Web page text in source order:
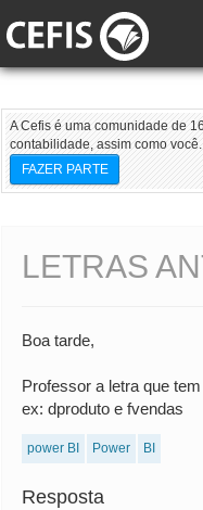
A Cefis é uma comunidade de
contabilidade, assim como
FAZER PARTE
LETRAS
Boa tarde,
Professor a letra que
ex: dproduto e fvendas
power BI Power BI
Resposta